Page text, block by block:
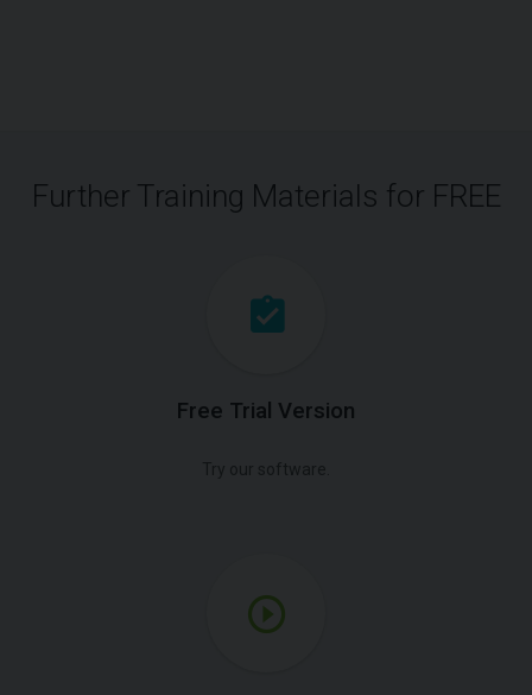
Further Training Materials for FREE
Free Trial Version